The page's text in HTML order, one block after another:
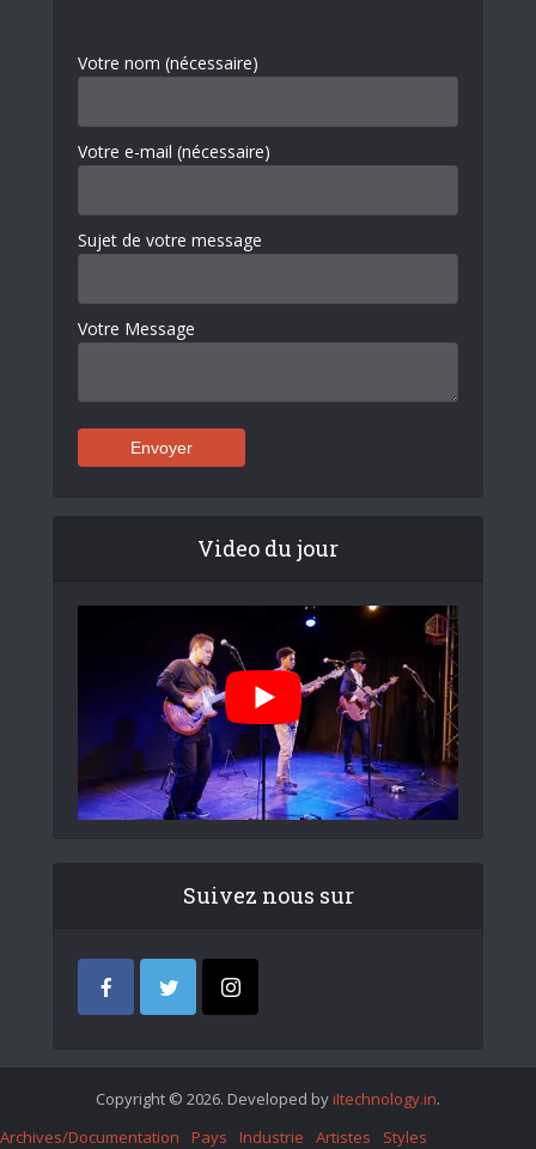
Votre nom (nécessaire)
Votre e-mail (nécessaire)
Sujet de votre message
Votre Message
Video du jour
Suivez nous sur
Copyright © 2026. Developed by iItechnology.in.
Archives/Documentation
Pays Industrie Artistes Styles